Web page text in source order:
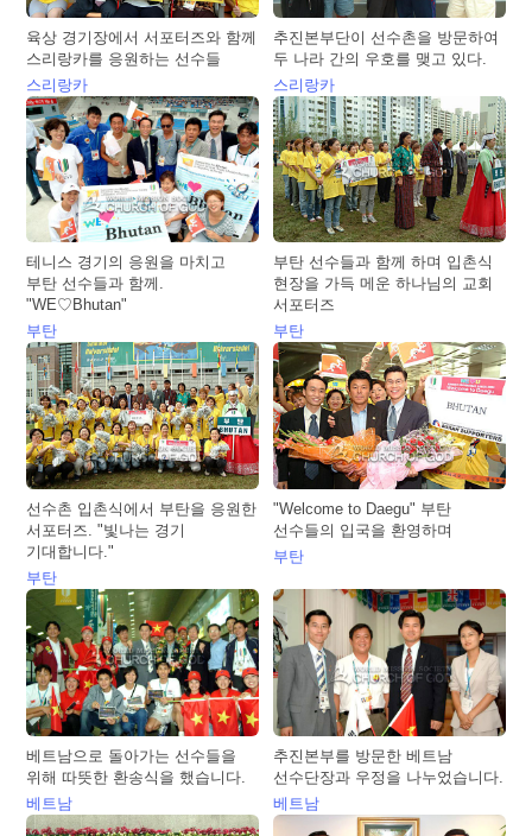
육상 경기장에서 서포터즈와 함께
스리랑카를 응원하는 선수들
스리랑카
추진본부단이 선수촌을 방문하여
두 나라 간의 우호를 맺고 있다.
스리랑카
테니스 경기의 응원을 마치고
부탄 선수들과 함께.
"WE♡Bhutan"
부탄
부탄 선수들과 함께 하며 입촌식
현장을 가득 메운 하나님의 교회
서포터즈
부탄
선수촌 입촌식에서 부탄을 응원한
서포터즈. "빛나는 경기
기대합니다."
부탄
"Welcome to Daegu" 부탄
선수들의 입국을 환영하며
부탄
베트남으로 돌아가는 선수들을
위해 따뜻한 환송식을 했습니다.
베트남
추진본부를 방문한 베트남
선수단장과 우정을 나누었습니다.
베트남